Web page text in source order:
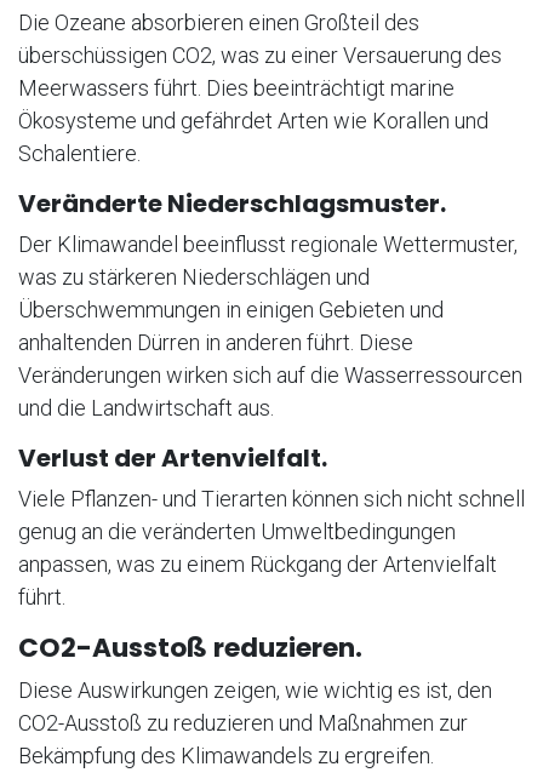
Die Ozeane absorbieren einen Großteil des
überschüssigen CO2, was zu einer Versauerung des
Meerwassers führt. Dies beeinträchtigt marine
Ökosysteme und gefährdet Arten wie Korallen und
Schalentiere.
Veränderte Niederschlagsmuster.
Der Klimawandel beeinflusst regionale Wettermuster,
was zu stärkeren Niederschlägen und
Überschwemmungen in einigen Gebieten und
anhaltenden Dürren in anderen führt. Diese
Veränderungen wirken sich auf die Wasserressourcen
und die Landwirtschaft aus.
Verlust der Artenvielfalt.
Viele Pflanzen- und Tierarten können sich nicht schnell
genug an die veränderten Umweltbedingungen
anpassen, was zu einem Rückgang der Artenvielfalt
führt.
CO2-Ausstoß reduzieren.
Diese Auswirkungen zeigen, wie wichtig es ist, den
CO2-Ausstoß zu reduzieren und Maßnahmen zur
Bekämpfung des Klimawandels zu ergreifen.